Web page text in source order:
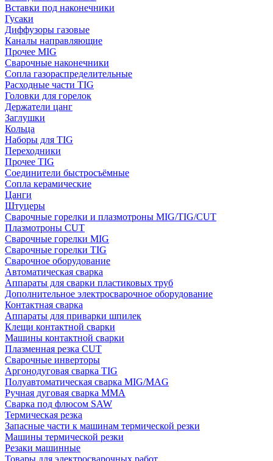
Вставки под наконечники
Гусаки
Диффузоры газовые
Каналы направляющие
Прочее MIG
Сварочные наконечники
Сопла газораспределительные
Расходные части TIG
Головки для горелок
Держатели цанг
Заглушки
Кольца
Наборы для TIG
Переходники
Прочее TIG
Соединители быстросъёмные
Сопла керамические
Цанги
Штуцеры
Сварочные горелки и плазмотроны MIG/TIG/CUT
Плазмотроны CUT
Сварочные горелки MIG
Сварочные горелки TIG
Сварочное оборудование
Автоматическая сварка
Аппараты для сварки пластиковых труб
Дополнительное электросварочное оборудование
Контактная сварка
Аппараты для приварки шпилек
Клещи контактной сварки
Машины контактной сварки
Плазменная резка CUT
Сварочные инверторы
Аргонодуговая сварка TIG
Полуавтоматическая сварка MIG/MAG
Ручная дуговая сварка MMA
Сварка под флюсом SAW
Термическая резка
Запасные части к машинам термической резки
Машины термической резки
Резаки машинные
Товары для электросварочных работ